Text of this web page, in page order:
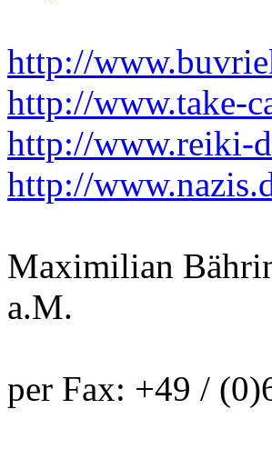
http://
http://www.take-
http://www.reiki-
http://
Maximilian
a.M.
per Fax: +49 /